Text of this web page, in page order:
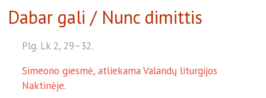
Dabar gali / Nunc dimittis
Plg. Lk 2, 29–32.
Simeono giesmė, atliekama Valandų liturgijos
Naktinėje.